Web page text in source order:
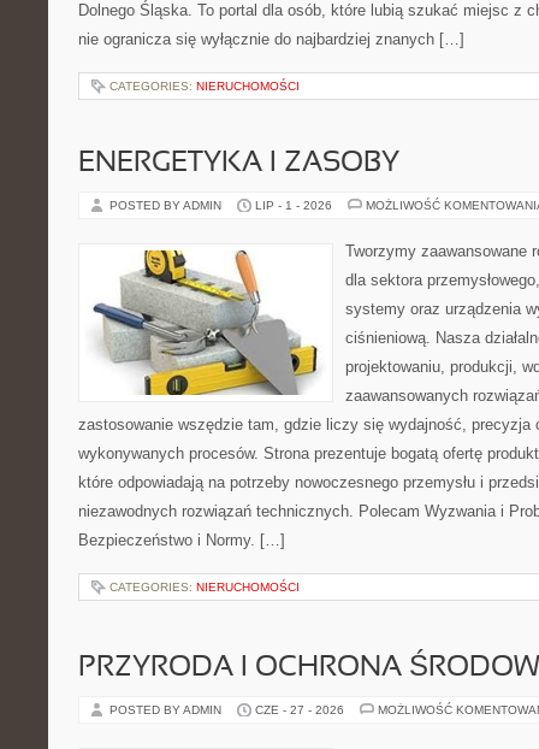
Dolnego Śląska. To portal dla osób, które lubią szukać miejsc z
nie ogranicza się wyłącznie do najbardziej znanych […]
CATEGORIES: NIERUCHOMOŚCI
ENERGETYKA I ZASOBY
POSTED BY ADMIN LIP - 1 - 2026 MOŻLIWOŚĆ
Tworzymy zaawansowane
dla sektora
systemy oraz urządzenia
ciśnieniową. Nasza
projektowaniu, produkcji,
zaawansowanych
zastosowanie wszędzie tam, gdzie liczy się wydajność, precyzja
wykonywanych procesów. Strona prezentuje bogatą ofertę
które odpowiadają na potrzeby nowoczesnego przemysłu i
niezawodnych rozwiązań technicznych. Polecam Wyzwania i
Bezpieczeństwo i Normy. […]
CATEGORIES: NIERUCHOMOŚCI
PRZYRODA I OCHRONA
POSTED BY ADMIN CZE - 27 - 2026 MOŻLIWOŚĆ